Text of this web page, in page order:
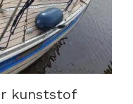
kunststof